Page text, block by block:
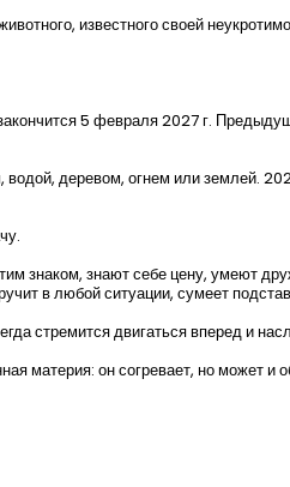
известного своей
5 февраля 2027 г.
деревом, огнем или землей.
знают себе цену, умеют
в любой ситуации, сумеет
стремится двигаться вперед и
материя: он согревает, но может